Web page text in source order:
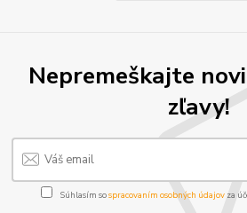
Nepremeškajte
zľavy!
Súhlasím sospracovaním osobných údajov za